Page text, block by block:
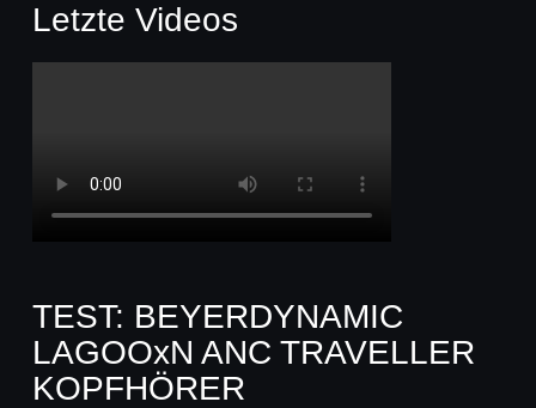
Letzte Videos
TEST: BEYERDYNAMIC
LAGOOxN ANC TRAVELLER
KOPFHÖRER